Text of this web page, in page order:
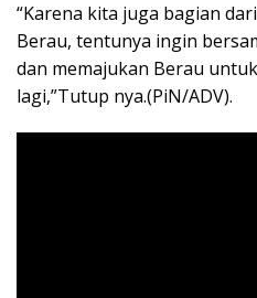
“Karena kita juga bagian
Berau, tentunya ingin
dan memajukan Berau
lagi,”Tutup nya.(PiN/ADV).